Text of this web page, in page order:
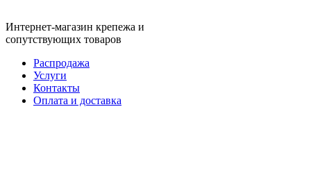
Интернет-магазин крепежа и
сопутствующих товаров
Распродажа
Услуги
Контакты
Оплата и доставка